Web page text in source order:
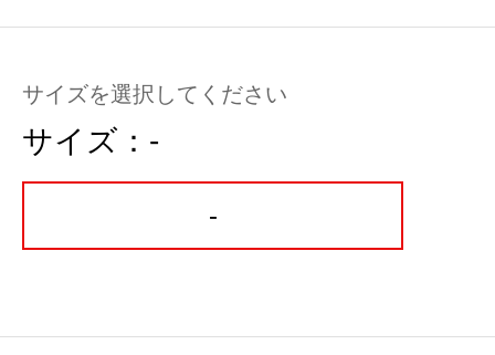
サイズを選択してください
サイズ： -
-